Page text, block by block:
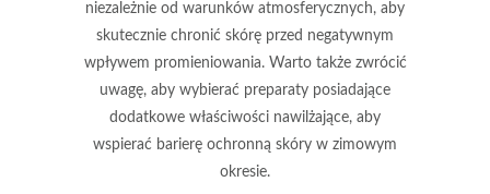
niezależnie od warunków atmosferycznych, aby
skutecznie chronić skórę przed negatywnym
wpływem promieniowania. Warto także zwrócić
uwagę, aby wybierać preparaty posiadające
dodatkowe właściwości nawilżające, aby
wspierać barierę ochronną skóry w zimowym
okresie.